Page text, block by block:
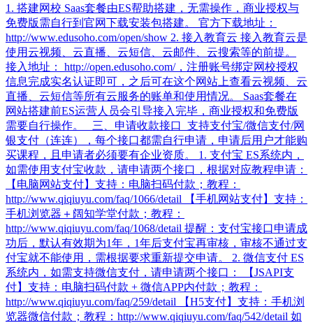
1. 搭建网校 Saas套餐由ES帮助搭建，无需操作，商业授权与
免费版需自行到官网下载安装包搭建。 官方下载地址：
http://www.edusoho.com/open/show 2. 接入教育云 接入教育云是
使用云视频、云直播、云短信、云邮件、云搜索等的前提。
接入地址： http://open.edusoho.com/，注册账号绑定网校授权
信息完成实名认证即可，之后可在这个网站上查看云视频、云
直播、云短信等所有云服务的账单和使用情况。 Saas套餐在
网站搭建前ES运营人员会引导接入完毕，商业授权和免费版
需要自行操作。 三、申请收款接口 支持支付宝/微信支付/网
银支付（连连），每个接口都需自行申请，申请后用户才能购
买课程，且申请者必须要有企业资质。 1. 支付宝 ES系统内，
如需使用支付宝收款，请申请两个接口，根据对应教程申请：
【电脑网站支付】支持：电脑扫码付款；教程：
http://www.qiqiuyu.com/faq/1066/detail 【手机网站支付】支持：
手机浏览器＋阔知学堂付款；教程：
http://www.qiqiuyu.com/faq/1068/detail 提醒：支付宝接口申请成
功后，默认有效期为1年，1年后支付宝再审核，审核不通过支
付宝就不能使用，需根据要求重新提交申请。 2. 微信支付 ES
系统内，如需支持微信支付，请申请两个接口： 【JSAPI支
付】支持：电脑扫码付款 + 微信APP内付款；教程：
http://www.qiqiuyu.com/faq/259/detail 【H5支付】支持：手机浏
览器微信付款；教程：http://www.qiqiuyu.com/faq/542/detail 如